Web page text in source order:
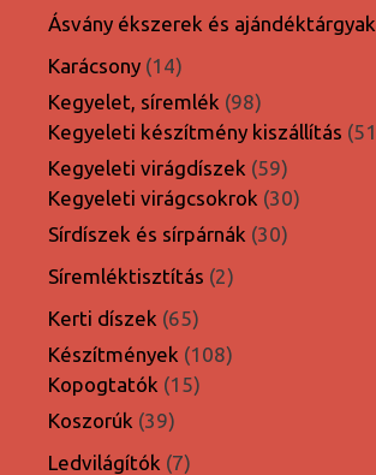
termék
Ásvány ékszerek és ajándéktárgyak
Karácsony 1414
termék
Kegyelet, síremlék 9898
termék
Kegyeleti készítmény kiszállítás 51
Kegyeleti virágdíszek 5959
termék
Kegyeleti virágcsokrok 3030
Sírdíszek és sírpárnák 3030
Síremléktisztítás 22
Kerti díszek 6565
termék
Készítmények 108108
Kopogtatók 1515
Koszorúk 3939
termék
Ledvilágítók 77